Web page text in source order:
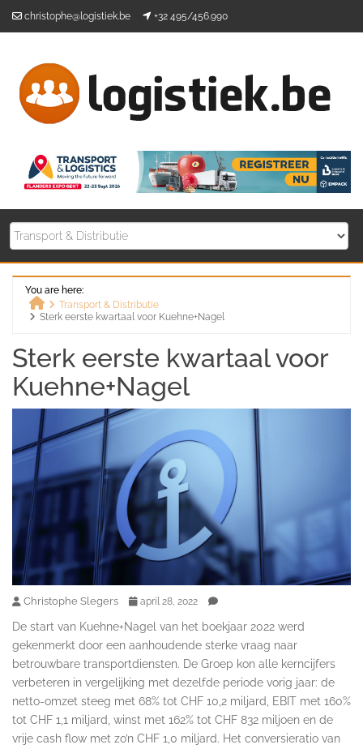
christophe@logistiek.be +32 495/456.990
You are here:
Home
Transport & Distributie
Sterk eerste kwartaal voor Kuehne+Nagel
Sterk eerste kwartaal voor
Kuehne+Nagel
Christophe Slegers april 28, 2022
De start van Kuehne+Nagel van het boekjaar 2022 werd
gekenmerkt door een aanhoudende sterke vraag naar
betrouwbare transportdiensten. De Groep kon alle kerncijfers
verbeteren in vergelijking met dezelfde periode vorig jaar: de
netto-omzet steeg met 68% tot CHF 10,2 miljard, EBIT met 160%
tot CHF 1,1 miljard, winst met 162% tot CHF 832 miljoen en de
vrije cash flow met zo’n CHF 1,0 miljard. Het conversieratio van